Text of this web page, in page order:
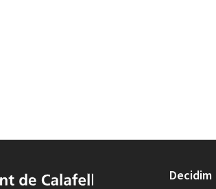
Decidim